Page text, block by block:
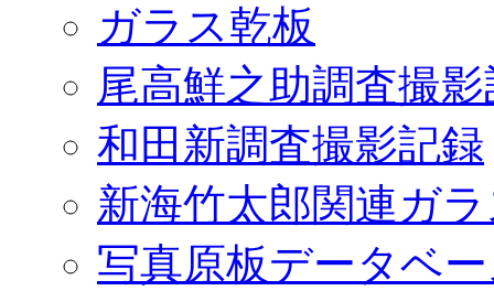
ガラス乾板
尾高鮮之助調査撮
和田新調査撮影記録
新海竹太郎関連ガ
写真原板データベ